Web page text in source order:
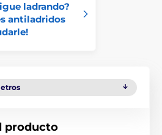
ladrando?
antiladridos
producto